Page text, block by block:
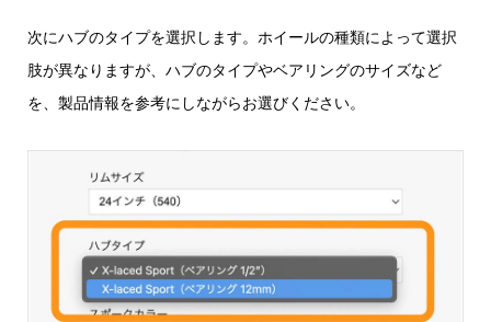
次にハブのタイプを選択します。ホイールの種類によって選択
肢が異なりますが、ハブのタイプやベアリングのサイズなど
を、製品情報を参考にしながらお選びください。